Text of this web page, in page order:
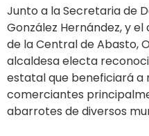
Junto a la Secretaria de
González Hernández, y
de la Central de Abasto,
alcaldesa electa
estatal que beneficiará a
comerciantes
abarrotes de diversos